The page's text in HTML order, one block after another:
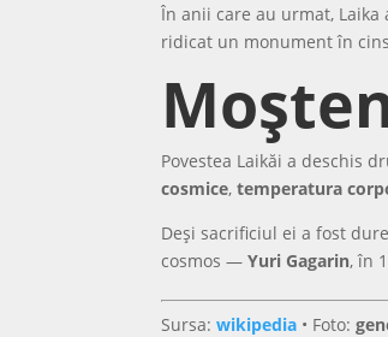
În anii care au urmat,
ridicat un monument în
Povestea Laikăi a deschis
cosmice,temperatura
Deși sacrificiul ei a fost
cosmos —Yuri Gagarin, în
Sursa:wikipedia • Foto: